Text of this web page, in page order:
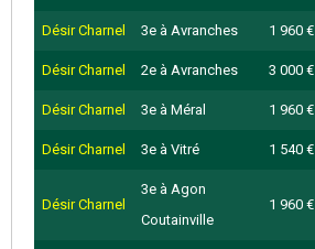
Désir Charnel 3e à Avranches 1 960 €
Désir Charnel 2e à Avranches 3 000 €
Désir Charnel 3e à Méral 1 960 €
Désir Charnel 3e à Vitré 1 540 €
Désir Charnel
3e à Agon
Coutainville
1 960 €